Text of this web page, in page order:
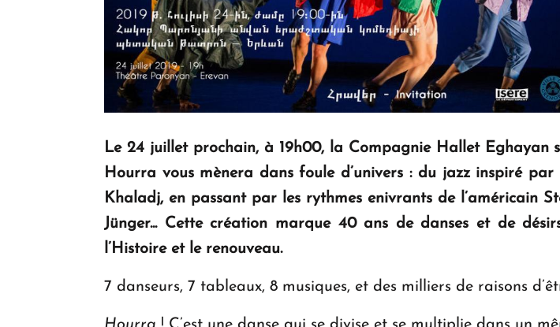
Le 24 juillet prochain, à 19h00,la Compagnie Hallet Eghayan
Hourra vous mènera dans foule d’univers : du jazz inspiré
Khaladj, en passant par les rythmes enivrants de l’américain
Jünger... Cette création marque 40 ans de danses et de
l’Histoire et le renouveau.
7 danseurs, 7 tableaux, 8 musiques, et des milliers de raisons